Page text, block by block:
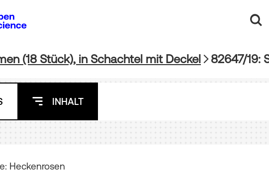
(18 Stück), in Schachtel mit Deckel 82647/19:
INHALT
Heckenrosen